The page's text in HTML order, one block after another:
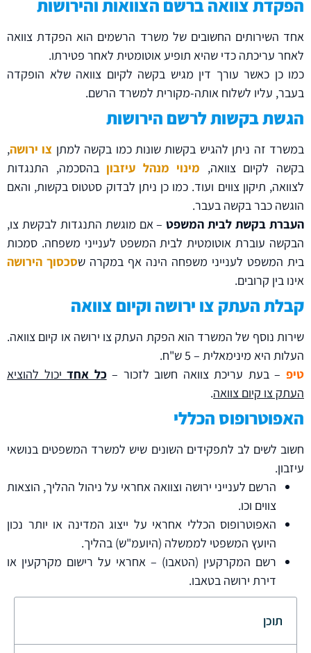
הפקדת צוואה ברשם הצוואות והירושות
אחד השירותים החשובים של משרד הרשמים הוא הפקדת צוואה
לאחר עריכתה כדי שהיא תופיע אוטומטית לאחר פטירתו.
כמו כן כאשר עורך דין מגיש בקשה לקיום צוואה שלא הופקדה
בעבר, עליו לשלוח אותה-מקורית למשרד הרשם.
הגשת בקשות לרשם הירושות
במשרד זה ניתן להגיש בקשות שונות כמו בקשה למתן צו ירושה,
בקשה לקיום צוואה, מינוי מנהל עיזבון בהסכמה, התנגדות
לצוואה, תיקון צווים ועוד. כמו כן ניתן לבדוק סטטוס בקשות, והאם
הוגשה כבר בקשה בעבר.
העברת בקשת לבית המשפט– אם מוגשת התנגדות לבקשת צו,
הבקשה עוברת אוטומטית לבית המשפט לענייני משפחה. סמכות
בית המשפט לענייני משפחה הינה אף במקרה שסכסוך הירושה
אינו בין קרובים.
קבלת העתק צו ירושה וקיום צוואה
שירות נוסף של המשרד הוא הפקת העתק צו ירושה או קיום צוואה.
העלות היא מינימאלית – 5 ש"ח.
טיפ– בעת עריכת צוואה חשוב לזכור – כל אחדיכול להוציא
העתק צו קיום צוואה.
האפוטרופוס הכללי
חשוב לשים לב לתפקידים השונים שיש למשרד המשפטים בנושאי
עיזבון.
הרשם לענייני ירושה וצוואה אחראי על ניהול ההליך, הוצאות
צווים וכו.
האפוטרופוס הכללי אחראי על ייצוג המדינה או יותר נכון
היועץ המשפטי לממשלה (היועמ"ש) בהליך.
רשם המקרקעין (הטאבו) – אחראי על רישום מקרקעין או
דירת ירושה בטאבו.
תוכן